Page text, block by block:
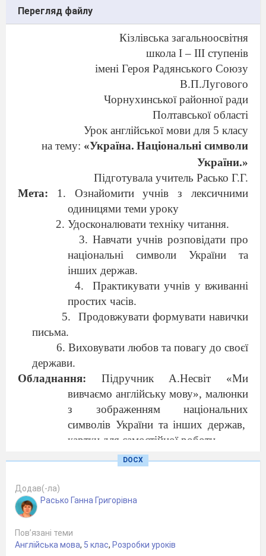
Перегляд файлу
Кізлівська загальноосвітня
школа І – ІІІ ступенів
імені Героя Радянського Союзу
В.П.Лугового
Чорнухинської районної ради
Полтавської області
Урок англійської мови для 5 класу
на тему: «Україна. Національні символи
України.»
Підготувала учитель Расько Г.Г.
Мета: 1. Ознайомити учнів з лексичними
одиницями теми уроку
2. Удосконалювати техніку читання.
3. Навчати учнів розповідати про
національні символи України та
інших держав.
4.
Практикувати учнів у вживанні
простих часів.
5.
Продовжувати формувати навички
письма.
6. Виховувати любов та повагу до своєї
держави.
Обладнання: Підручник А.Несвіт «Ми
вивчаємо англійську мову», малюнки
з зображенням національних
символів України та інших держав,
картки для самостійної роботи .
Розвиток мовленнєвих умінь
І. Підготовка до сприйняття іншомовного
мовлення
1. Greeting.
Teacher: Good morning, children!
DOCX
Додав(-ла)
Расько Ганна Григорівна
Пов’язані теми
Англійська мова, 5 клас, Розробки уроків